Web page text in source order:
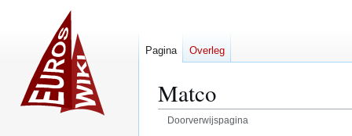
Matco
Doorverwijspagina
Pagina Overleg